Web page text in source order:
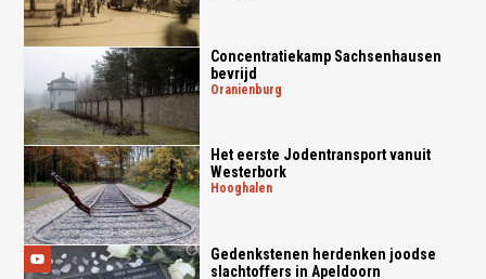
Concentratiekamp Sachsenhausen
bevrijd
oranienburg
Het eerste Jodentransport vanuit
Westerbork
hooghalen
Gedenkstenen herdenken joodse
slachtoffers in Apeldoorn